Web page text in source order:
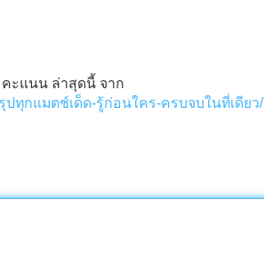
คะแนน ล่าสุดนี้ จาก
ปทุกแมตช์เด็ด-รู้ก่อนใคร-ครบจบในที่เดียว/